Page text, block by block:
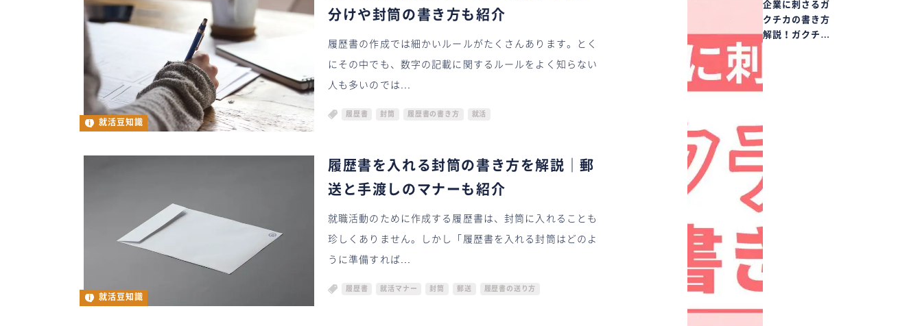
就活豆知識
分けや封筒の書き方も紹介
履歴書の作成では細かいルールがたくさんあります。とく
にその中でも、数字の記載に関するルールをよく知らない
人も多いのでは...
履歴書 封筒 履歴書の書き方 就活
就活豆知識
履歴書を入れる封筒の書き方を解説｜郵
送と手渡しのマナーも紹介
就職活動のために作成する履歴書は、封筒に入れることも
珍しくありません。しかし「履歴書を入れる封筒はどのよ
うに準備すれば...
履歴書 就活マナー 封筒 郵送 履歴書の送り方
企業に刺さるガ
クチカの書き方
解説！ガクチ…